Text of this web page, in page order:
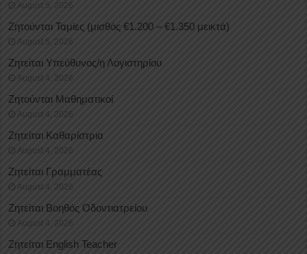
August 5, 2026
Ζητούνται Ταμίες (μισθός €1.200 – €1.350 μεικτά)
August 5, 2026
Ζητείται Υπεύθυνος/η Λογιστηρίου
August 4, 2026
Ζητούνται Μαθηματικοί
August 4, 2026
Ζητείται Καθαρίστρια
August 4, 2026
Ζητείται Γραμματέας
August 4, 2026
Ζητείται Βοηθός Οδοντιατρείου
August 4, 2026
Ζητείται English Teacher